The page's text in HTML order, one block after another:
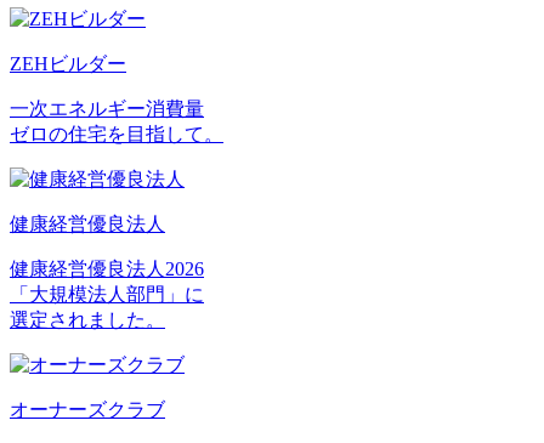
ZEHビルダー
一次エネルギー消費量
ゼロの住宅を目指して。
健康経営優良法人
健康経営優良法人2026
「大規模法人部門」に
選定されました。
オーナーズクラブ